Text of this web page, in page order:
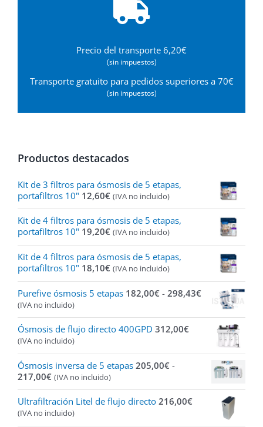
Precio del transporte 6,20€
(sin impuestos)
Transporte gratuito para pedidos superiores a 70€
(sin impuestos)
Productos destacados
Kit de 3 filtros para ósmosis de 5 etapas,
portafiltros 10" 12,60€ (IVA no incluido)
Kit de 4 filtros para ósmosis de 5 etapas,
portafiltros 10" 19,20€ (IVA no incluido)
Kit de 4 filtros para ósmosis de 5 etapas,
portafiltros 10" 18,10€ (IVA no incluido)
Purefive ósmosis 5 etapas 182,00€ - 298,43€Rango
precios:
desde
182,00€
hasta
298,43€
(IVA no incluido)
Ósmosis de flujo directo 400GPD 312,00€
(IVA no incluido)
Ósmosis inversa de 5 etapas 205,00€ -
217,00€Rango
de
precios:
desde
205,00€
(IVA no incluido)
Ultrafiltración Litel de flujo directo 216,00€
(IVA no incluido)